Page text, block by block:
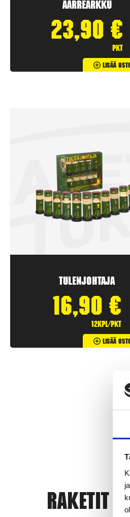
Aarrearkku
23,90 €
pkt
Lisää
Tulenjohtaja
16,90 €
12kpl/pkt
Lisää
Raketit